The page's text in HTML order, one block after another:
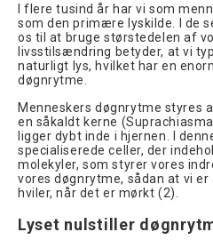
I flere tusind år har vi som
som den primære lyskilde. I de
os til at bruge størstedelen af
livsstilsændring betyder, at vi
naturligt lys, hvilket har en
døgnrytme.
Menneskers døgnrytme styres
en såkaldt kerne
ligger dybt inde i hjernen. I
specialiserede celler, der
molekyler, som styrer vores
vores døgnrytme, sådan at vi
hviler, når det er mørkt (2).
Lyset nulstiller